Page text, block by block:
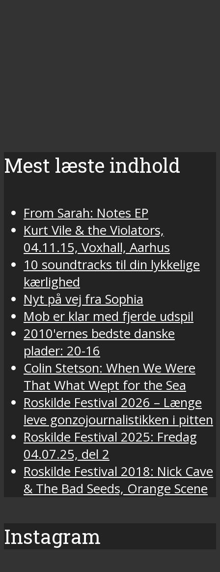
Mest læste indhold
From Sarah: Notes EP
Kurt Vile & the Violators,
04.11.15, Voxhall, Aarhus
10 soundtracks til din lykkelige
kærlighed
Nyt på vej fra Sophia
Mob er klar med fjerde udspil
2010'ernes bedste danske
plader: 20-16
Colin Stetson: When We Were
That What Wept for the Sea
Roskilde Festival 2026 – Længe
leve gonzojournalistikken i pitten
Roskilde Festival 2025: Fredag
04.07.25, del 2
Roskilde Festival 2018: Nick Cave
& The Bad Seeds, Orange Scene
Instagram